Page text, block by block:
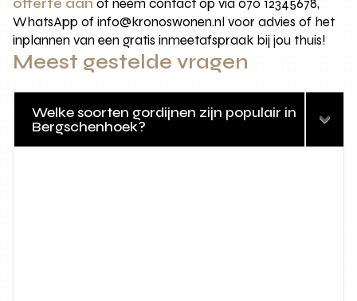
offerte aan of neem contact op via 070 12345678,
WhatsApp of info@kronoswonen.nl voor advies of het
inplannen van een gratis inmeetafspraak bij jou thuis!
Meest gestelde vragen
Welke soorten gordijnen zijn populair in
Bergschenhoek?